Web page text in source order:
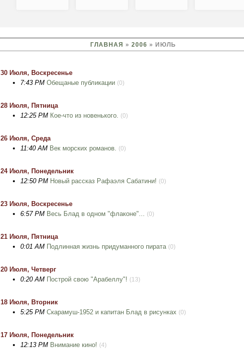
ГЛАВНАЯ » 2006 » ИЮЛЬ
30 Июля, Воскресенье
7:43 PM Обещаные публикации (0)
28 Июля, Пятница
12:25 PM Кое-что из новенького. (0)
26 Июля, Среда
11:40 AM Век морских романов. (0)
24 Июля, Понедельник
12:50 PM Новый рассказ Рафаэля Сабатини! (0)
23 Июля, Воскресенье
6:57 PM Весь Блад в одном "флаконе"... (0)
21 Июля, Пятница
0:01 AM Подлинная жизнь придуманного пирата (0)
20 Июля, Четверг
0:20 AM Построй свою "Арабеллу"! (13)
18 Июля, Вторник
5:25 PM Скарамуш-1952 и капитан Блад в рисунках (0)
17 Июля, Понедельник
12:13 PM Внимание кино! (4)